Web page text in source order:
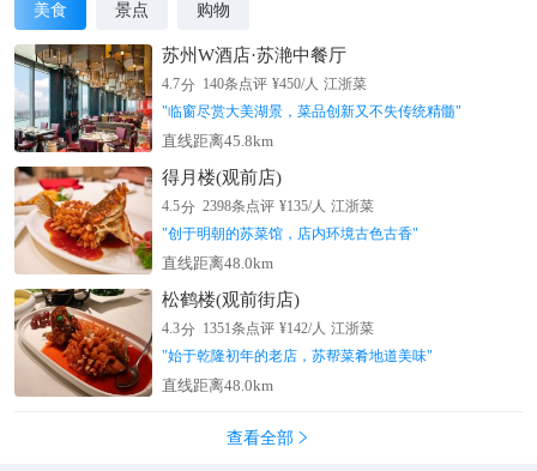
美食 景点 购物
苏州W酒店·苏滟中餐厅
4.7分 140条点评 ¥450/人 江浙菜
"临窗尽赏大美湖景，菜品创新又不失传统精髓"
直线距离45.8km
得月楼(观前店)
4.5分 2398条点评 ¥135/人 江浙菜
"创于明朝的苏菜馆，店内环境古色古香"
直线距离48.0km
松鹤楼(观前街店)
4.3分 1351条点评 ¥142/人 江浙菜
"始于乾隆初年的老店，苏帮菜肴地道美味"
直线距离48.0km
查看全部 